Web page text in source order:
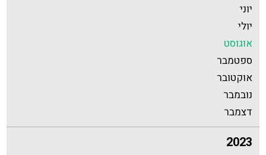
יוני
יולי
אוגוסט
ספטמבר
אוקטובר
נובמבר
דצמבר
2023